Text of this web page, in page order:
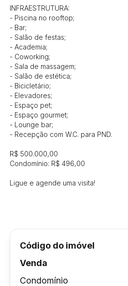
INFRAESTRUTURA:
- Piscina no rooftop;
- Bar;
- Salão de festas;
- Academia;
- Coworking;
- Sala de massagem;
- Salão de estética;
- Bicicletário;
- Elevadores;
- Espaço pet;
- Espaço gourmet;
- Lounge bar;
- Recepção com W.C. para PND.
R$ 500.000,00
Condomínio: R$ 496,00
Ligue e agende uma visita!
Código do imóvel
Venda
Condomínio